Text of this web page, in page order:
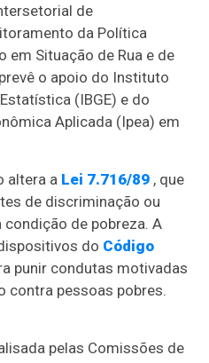
de
da Política
em Situação de Rua e de
o apoio do Instituto
(IBGE) e do
Aplicada (Ipea) em
altera a Lei 7.716/89 , que
de discriminação ou
de pobreza. A
do Código
punir condutas motivadas
contra pessoas pobres.
pelas Comissões de